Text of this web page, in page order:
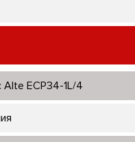
Alte ECP34-1L/4